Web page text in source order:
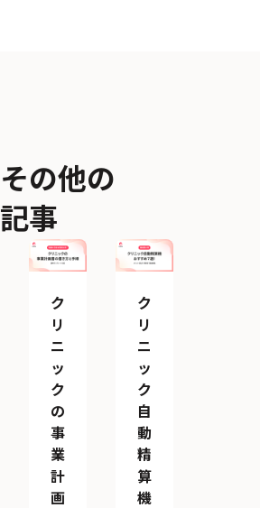
その他の
記事
ク
リ
ニ
ッ
ク
の
事
業
計
画
ク
リ
ニ
ッ
ク
自
動
精
算
機